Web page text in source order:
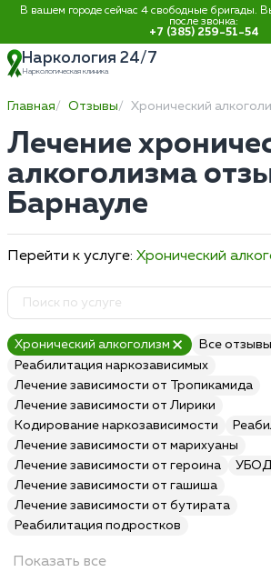
В вашем городе сейчас 4 свободные бригады.
после звонка:
+7 (385) 259-51-54
Наркология 24/7
Наркологическая клиника
Главная Отзывы Хронический
Лечение
алкоголизма
Барнауле
Перейти к услуге: Хронический
Хронический алкоголизм
Все отзывы
Реабилитация наркозависимых
Лечение зависимости от Тропикамида
Лечение зависимости от Лирики
Кодирование наркозависимости
Лечение зависимости от марихуаны
Лечение зависимости от героина
УБОД
Лечение зависимости от гашиша
Лечение зависимости от бутирата
Реабилитация подростков
Показать все